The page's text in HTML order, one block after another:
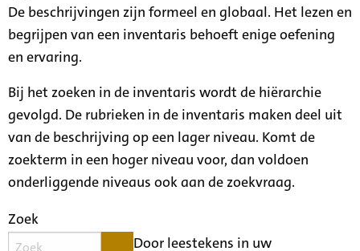
De beschrijvingen zijn formeel en globaal. Het lezen en
begrijpen van een inventaris behoeft enige oefening
en ervaring.
Bij het zoeken in de inventaris wordt de hiërarchie
gevolgd. De rubrieken in de inventaris maken deel uit
van de beschrijving op een lager niveau. Komt de
zoekterm in een hoger niveau voor, dan voldoen
onderliggende niveaus ook aan de zoekvraag.
Zoek
Door leestekens in uw